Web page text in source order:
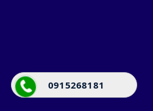
0915268181